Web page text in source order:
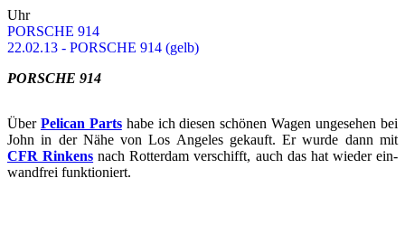
Uhr
POR­SCHE 914
22.02.13 - POR­SCHE 914 (gelb)
POR­SCHE 914
Über Pe­lican Partshabe ich die­sen schö­nen Wagen un­ge­se­hen bei
John in der Nähe von Los An­ge­les ge­kauft. Er wurde dann mit
CFR Rin­kens nach Rot­ter­dam ver­schifft, auch das hat wie­der ein­
wand­frei funk­tio­niert.